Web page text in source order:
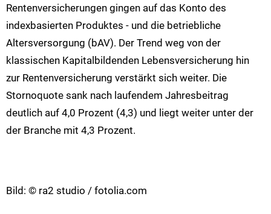
Rentenversicherungen gingen auf das Konto des
indexbasierten Produktes - und die betriebliche
Altersversorgung (bAV). Der Trend weg von der
klassischen Kapitalbildenden Lebensversicherung hin
zur Rentenversicherung verstärkt sich weiter. Die
Stornoquote sank nach laufendem Jahresbeitrag
deutlich auf 4,0 Prozent (4,3) und liegt weiter unter der
der Branche mit 4,3 Prozent.
Bild: © ra2 studio / fotolia.com